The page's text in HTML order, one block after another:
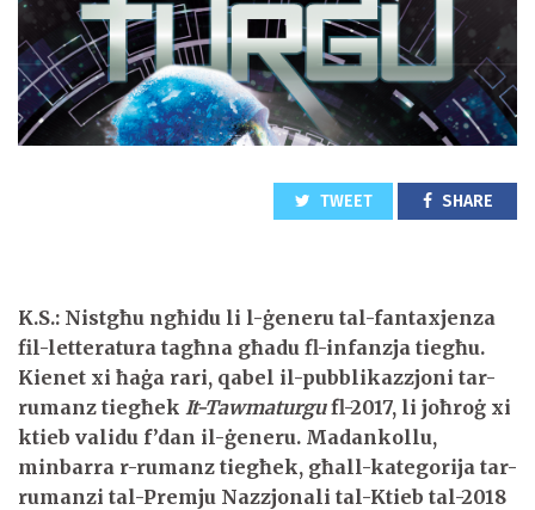
TWEET SHARE
K.S.: Nistgħu ngħidu li l-ġeneru tal-fantaxjenza
fil-letteratura tagħna għadu fl-infanzja tiegħu.
Kienet xi ħaġa rari, qabel il-pubblikazzjoni tar-
rumanz tiegħek It-Tawmaturgufl-2017, li joħroġ xi
ktieb validu f’dan il-ġeneru. Madankollu,
minbarra r-rumanz tiegħek, għall-kategorija tar-
rumanzi tal-Premju Nazzjonali tal-Ktieb tal-2018